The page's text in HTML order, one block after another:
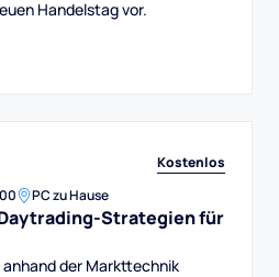
Handelstag vor.
Kostenlos
PC zu Hause
Daytrading-Strategien für
der Markttechnik